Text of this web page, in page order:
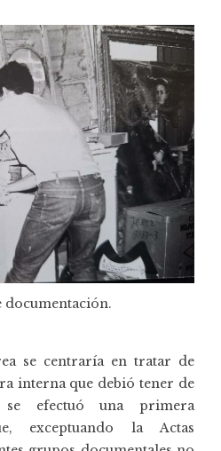
documentación.
se centraría en tratar de
interna que debió tener de
efectuó una primera
exceptuando la Actas